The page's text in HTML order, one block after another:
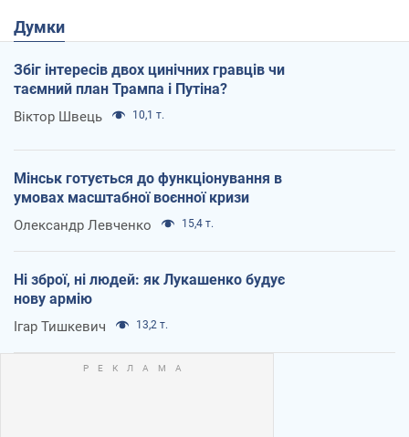
Думки
Збіг інтересів двох цинічних гравців чи
таємний план Трампа і Путіна?
Віктор Швець 10,1 т.
Мінськ готується до функціонування в
умовах масштабної воєнної кризи
Олександр Левченко 15,4 т.
Ні зброї, ні людей: як Лукашенко будує
нову армію
Ігар Тишкевич 13,2 т.